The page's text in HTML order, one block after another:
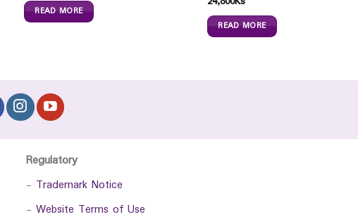
READ MORE
READ MORE
Regulatory
- Trademark Notice
- Website Terms of Use